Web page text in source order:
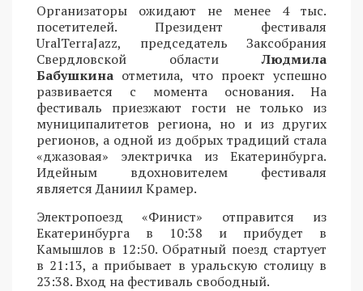
Организаторы ожидают не менее 4 тыс.
посетителей. Президент фестиваля
UralTerraJazz, председатель Заксобрания
Свердловской областиЛюдмила
Бабушкина отметила, что проект успешно
развивается с момента основания. На
фестиваль приезжают гости не только из
муниципалитетов региона, но и из других
регионов, а одной из добрых традиций стала
«джазовая» электричка из Екатеринбурга.
Идейным вдохновителем фестиваля
является Даниил Крамер.
Электропоезд «Финист» отправится из
Екатеринбурга в 10:38 и прибудет в
Камышлов в 12:50. Обратный поезд стартует
в 21:13, а прибывает в уральскую столицу в
23:38. Вход на фестиваль свободный.